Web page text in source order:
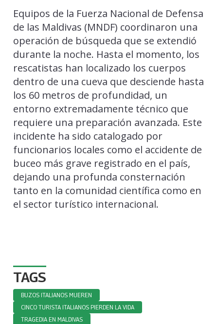
Equipos de la Fuerza Nacional de Defensa
de las Maldivas (MNDF) coordinaron una
operación de búsqueda que se extendió
durante la noche. Hasta el momento, los
rescatistas han localizado los cuerpos
dentro de una cueva que desciende hasta
los 60 metros de profundidad, un
entorno extremadamente técnico que
requiere una preparación avanzada. Este
incidente ha sido catalogado por
funcionarios locales como el accidente de
buceo más grave registrado en el país,
dejando una profunda consternación
tanto en la comunidad científica como en
el sector turístico internacional.
TAGS
BUZOS ITALIANOS MUEREN
CINCO TURISTA ITALIANOS PIERDEN LA VIDA
TRAGEDIA EN MALDIVAS